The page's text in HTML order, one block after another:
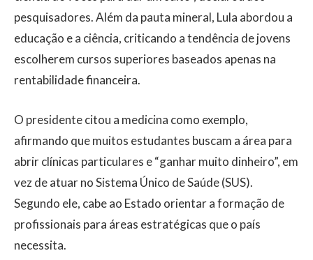
pesquisadores. Além da pauta mineral, Lula abordou a
educação e a ciência, criticando a tendência de jovens
escolherem cursos superiores baseados apenas na
rentabilidade financeira.
O presidente citou a medicina como exemplo,
afirmando que muitos estudantes buscam a área para
abrir clínicas particulares e “ganhar muito dinheiro”, em
vez de atuar no Sistema Único de Saúde (SUS).
Segundo ele, cabe ao Estado orientar a formação de
profissionais para áreas estratégicas que o país
necessita.